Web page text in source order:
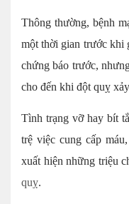
Thông thường, bệnh
một thời gian trước khi
chứng báo trước,
cho đến khi đột quỵ
Tình trạng vỡ hay bít
trệ việc cung cấp
xuất hiện những triệu
quỵ.